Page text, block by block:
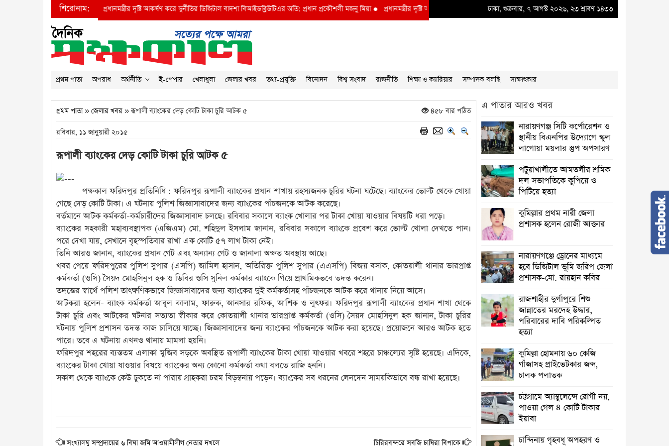
শিরোনাম:
●প্রধানমন্ত্রীর দৃষ্টি আকর্ষণ করে দুর্নীতির ডিজিটাল বাদশা বিআইডব্লিউটিএর অতি: প্রধান প্রকৌশলী মজনু মিয়া●প্রধানমন্ত্রীর দৃষ্টি আকর্ষণ বি আই ডব্লুভিইউ-তে দুর্নীতির বাদশ অতিরিক্ত প্রধান প্রকৌশলী বাদশা মিয়ার কূকৃতি থামাতে হবে
ঢাকা, শুক্রবার, ৭ আগস্ট ২০২৬, ২৩ শ্রাবণ ১৪৩৩
প্রথম পাতা অপরাধ অর্থনীতি ই-পেপার খেলাধুলা জেলার খবর তথ্য-প্রযুক্তি বিনোদন বিশ্ব সংবাদ রাজনীতি শিক্ষা ও ক্যারিয়ার সম্পাদক বলছি সাক্ষাৎকার
প্রথম পাতা» জেলার খবর » রূপালী ব্যাংকের দেড় কোটি টাকা চুরি আটক ৫ ৪৫৮ বার পঠিত
রবিবার, ১১ জানুয়ারী ২০১৫
রূপালী ব্যাংকের দেড় কোটি টাকা চুরি আটক ৫
পক্ষকাল ফরিদপুর প্রতিনিধি : ফরিদপুর রূপালী ব্যাংকের প্রধান শাখায় রহস্যজনক চুরির ঘটনা ঘটেছে। ব্যাংকের ভোল্ট থেকে খোয়া
গেছে দেড় কোটি টাকা। এ ঘটনায় পুলিশ জিজ্ঞাসাবাদের জন্য ব্যাংকের পাঁচজনকে আটক করেছে।
বর্তমানে আটক কর্মকর্তা-কর্মচারীদের জিজ্ঞাসাবাদ চলছে। রবিবার সকালে ব্যাংক খোলার পর টাকা খোয়া যাওয়ার বিষয়টি ধরা পড়ে।
ব্যাংকের সহকারী মহাব্যবস্থাপক (এজিএম) মো. শহিদুল ইসলাম জানান, রবিবার সকালে ব্যাংকে প্রবেশ করে ভোল্ট খোলা দেখতে পান।
পরে দেখা যায়, সেখানে বৃহস্পতিবার রাখা এক কোটি ৫৭ লাখ টাকা নেই।
তিনি আরও জানান, ব্যাংকের প্রধান গেট এবং অন্যান্য গেট ও জানালা অক্ষত অবস্থায় আছে।
খবর পেয়ে ফরিদপুরের পুলিশ সুপার (এসপি) জামিল হাসান, অতিরিক্ত পুলিশ সুপার (এএসপি) বিজয় বসাক, কোতয়ালী থানার ভারপ্রাপ্ত
কর্মকর্তা (ওসি) সৈয়দ মোহসিনুল হক ও ডিবির ওসি সুনিল কর্মকার ব্যাংকে গিয়ে প্রাথমিকভবে তদন্ত করেন।
তদন্তের স্বার্থে পলিশ তাৎক্ষণিকভাবে জিজ্ঞাসাবাদের জন্য ব্যাংকের দুই কর্মকর্তাসহ পাঁচজনকে আটক করে থানায় নিয়ে আসে।
আটকরা হলেন- ব্যাংক কর্মকর্তা আবুল কালাম, ফারুক, আনসার রফিক, আশিক ও লুৎফর। ফরিদপুর রূপালী ব্যাংকের প্রধান শাখা থেকে
টাকা চুরি এবং আটকের ঘটনার সত্যতা স্বীকার করে কোতয়ালী থানার ভারপ্রাপ্ত কর্মকর্তা (ওসি) সৈয়দ মোহসিনুল হক জানান, টাকা চুরির
ঘটনায় পুলিশ প্রশাসন তদন্ত কাজ চালিয়ে যাচ্ছে। জিজ্ঞাসাবাদের জন্য ব্যাংকের পাঁচজনকে আটক করা হয়েছে। প্রয়োজনে আরও আটক হতে
পারে। তবে এ ঘটনায় এখনও থানায় মামলা হয়নি।
ফরিদপুর শহরের ব্যস্ততম এলাকা মুজিব সড়কে অবস্থিত রূপালী ব্যাংকের টাকা খোয়া যাওয়ার খবরে শহরে চাঞ্চল্যের সৃষ্টি হয়েছে। এদিকে,
ব্যাংকের টাকা খোয়া যাওয়ার বিষয়ে ব্যাংকের অন্য কোনো কর্মকর্তা কথা বলতে রাজি হননি।
সকাল থেকে ব্যাংকে কেউ ঢুকতে না পারায় গ্রাহকরা চরম বিড়ম্বনায় পড়েন। ব্যাংকের সব ধরনের লেনদেন সাময়কিভাবে বন্ধ রাখা হয়েছে।
সংখ্যালঘু সম্প্রদায়ের ৬ বিঘা জমি আওয়ামীলীগ নেতার দখলে চিরিরবন্দরে সবজি চাষিরা বিপাকে
এ পাতার আরও খবর
নারায়ণগঞ্জ সিটি কর্পোরেশন ও
স্থানীয় বিএনপির উদ্যোগে স্কুল
লাগোয়া ময়লার স্তুপ অপসারণ
পটুয়াখালীতে আমতলীর শ্রমিক
দল সভাপতিকে কুপিয়ে ও
পিটিয়ে হত্যা
কুমিল্লার প্রথম নারী জেলা
প্রশাসক হলেন রোজী আক্তার
নারায়ণগঞ্জে ড্রোনের মাধ্যমে
হবে ডিজিটাল ভূমি জরিপ জেলা
প্রশাসক-মো. রায়হান কবির
রাজশাহীর দুর্গাপুরে শিশু
জান্নাতের মরদেহ উদ্ধার,
পরিবারের দাবি পরিকল্পিত
হত্যা
কুমিল্লা হোমনায় ৬০ কেজি
গাঁজাসহ প্রাইভেটকার জব্দ,
চালক পলাতক
চট্টগ্রামে অ্যাম্বুলেন্সে রোগী নয়,
পাওয়া গেল ৪ কোটি টাকার
ইয়াবা
চান্দিনায় গৃহবধূ অপহরণ ও